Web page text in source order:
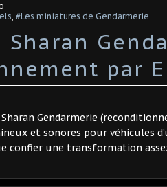
, #Les miniatures de Gendarmerie
Sharan
par
Gendarmerie
et sonores pour véhicules
confier une transformation